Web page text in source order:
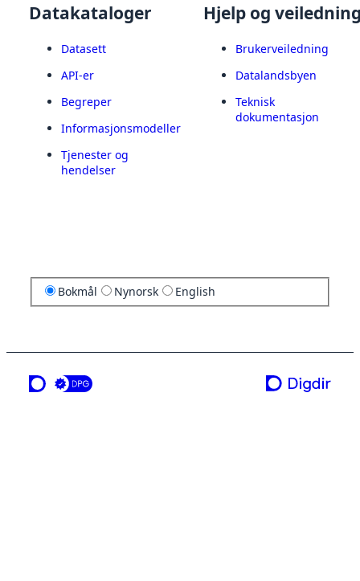
Datakataloger
Datasett
API-er
Begreper
Informasjonsmodeller
Tjenester og
hendelser
Hjelp og
Brukerveiledning
Datalandsbyen
Teknisk
dokumentasjon
Bokmål Nynorsk English